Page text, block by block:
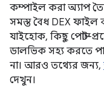
কম্পাইল করা অ্যাপ
সমস্ত বৈধ DEX
যাইহোক, কিছু পোস্ট-
ডালভিক সহ্য করতে
না। আরও তথ্যের জন্য,
দেখুন।